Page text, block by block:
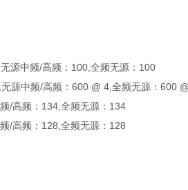
源中频/高频：100,全频无源：100
源中频/高频：600 @ 4,全频无源：600
/高频：134,全频无源：134
/高频：128,全频无源：128